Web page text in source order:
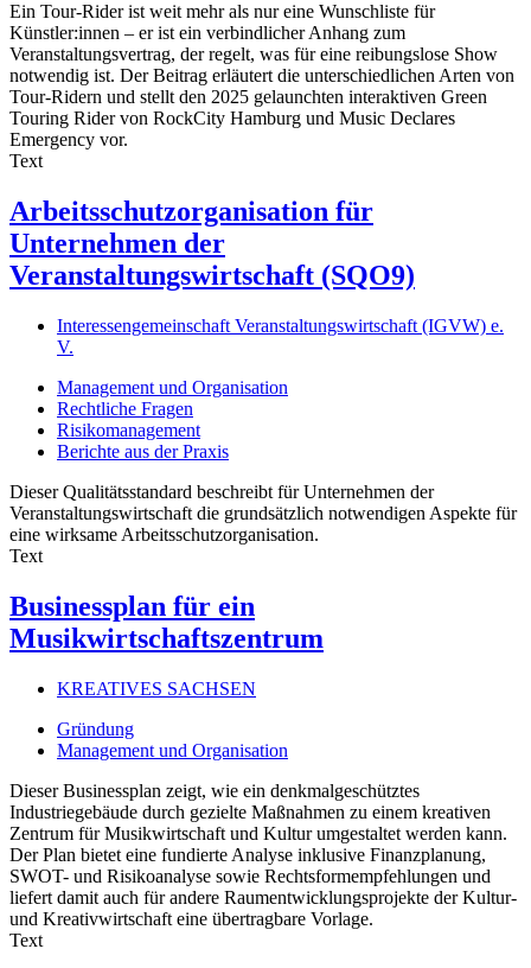
Ein Tour-Rider ist weit mehr als nur eine Wunschliste für
Künstler:innen – er ist ein verbindlicher Anhang zum
Veranstaltungsvertrag, der regelt, was für eine reibungslose Show
notwendig ist. Der Beitrag erläutert die unterschiedlichen Arten von
Tour-Ridern und stellt den 2025 gelaunchten interaktiven Green
Touring Rider von RockCity Hamburg und Music Declares
Emergency vor.
Text
Arbeitsschutzorganisation für
Unternehmen der
Veranstaltungswirtschaft (SQO9)
Interessengemeinschaft Veranstaltungswirtschaft (IGVW) e.
V.
Management und Organisation
Rechtliche Fragen
Risikomanagement
Berichte aus der Praxis
Dieser Qualitätsstandard beschreibt für Unternehmen der
Veranstaltungswirtschaft die grundsätzlich notwendigen Aspekte für
eine wirksame Arbeitsschutzorganisation.
Text
Businessplan für ein
Musikwirtschaftszentrum
KREATIVES SACHSEN
Gründung
Management und Organisation
Dieser Businessplan zeigt, wie ein denkmalgeschütztes
Industriegebäude durch gezielte Maßnahmen zu einem kreativen
Zentrum für Musikwirtschaft und Kultur umgestaltet werden kann.
Der Plan bietet eine fundierte Analyse inklusive Finanzplanung,
SWOT- und Risikoanalyse sowie Rechtsformempfehlungen und
liefert damit auch für andere Raumentwicklungsprojekte der Kultur-
und Kreativwirtschaft eine übertragbare Vorlage.
Text